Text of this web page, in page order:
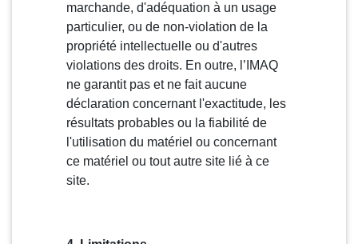
marchande, d'adéquation à un usage
particulier, ou de non-violation de la
propriété intellectuelle ou d'autres
violations des droits. En outre, l’IMAQ
ne garantit pas et ne fait aucune
déclaration concernant l'exactitude, les
résultats probables ou la fiabilité de
l'utilisation du matériel ou concernant
ce matériel ou tout autre site lié à ce
site.